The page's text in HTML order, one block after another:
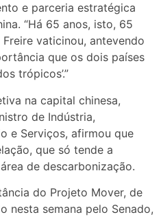
e parceria estratégica
“Há 65 anos, isto, 65
vaticinou, antevendo
que os dois países
trópicos’.”
na capital chinesa,
de Indústria,
e Serviços, afirmou que
que só tende a
de descarbonização.
do Projeto Mover, de
nesta semana pelo Senado,